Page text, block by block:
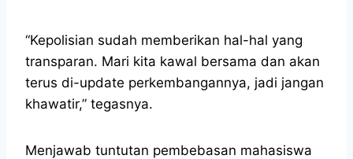
“Kepolisian sudah memberikan hal-hal yang
transparan. Mari kita kawal bersama dan akan
terus di-update perkembangannya, jadi jangan
khawatir,” tegasnya.
Menjawab tuntutan pembebasan mahasiswa